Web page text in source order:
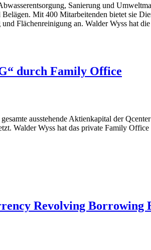
Sanierung und
Mit 400 Mitarbeitenden bietet sie
Flächenreinigung an. Walder Wyss hat
durch Family Office
ausstehende Aktienkapital der
Walder Wyss hat das private Family
Revolving Borrowing